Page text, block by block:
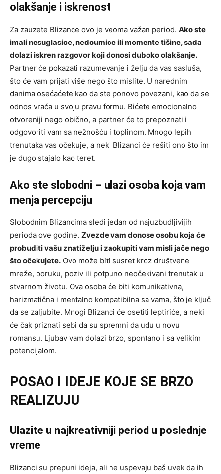
olakšanje i iskrenost
Za zauzete Blizance ovo je veoma važan period. Ako ste
imali nesuglasice, nedoumice ili momente tišine, sada
dolazi iskren razgovor koji donosi duboko olakšanje.
Partner će pokazati razumevanje i želju da vas sasluša,
što će vam prijati više nego što mislite. U narednim
danima osećaćete kao da ste ponovo povezani, kao da se
odnos vraća u svoju pravu formu. Bićete emocionalno
otvoreniji nego obično, a partner će to prepoznati i
odgovoriti vam sa nežnošću i toplinom. Mnogo lepih
trenutaka vas očekuje, a neki Blizanci će rešiti ono što im
je dugo stajalo kao teret.
Ako ste slobodni – ulazi osoba koja vam
menja percepciju
Slobodnim Blizancima sledi jedan od najuzbudljivijih
perioda ove godine. Zvezde vam donose osobu koja će
probuditi vašu znatiželju i zaokupiti vam misli jače nego
što očekujete. Ovo može biti susret kroz društvene
mreže, poruku, poziv ili potpuno neočekivani trenutak u
stvarnom životu. Ova osoba će biti komunikativna,
harizmatična i mentalno kompatibilna sa vama, što je ključ
da se zaljubite. Mnogi Blizanci će osetiti leptiriće, a neki
će čak priznati sebi da su spremni da uđu u novu
romansu. Ljubav vam dolazi brzo, spontano i sa velikim
potencijalom.
POSAO I IDEJE KOJE SE BRZO
REALIZUJU
Ulazite u najkreativniji period u poslednje
vreme
Blizanci su prepuni ideja, ali ne uspevaju baš uvek da ih